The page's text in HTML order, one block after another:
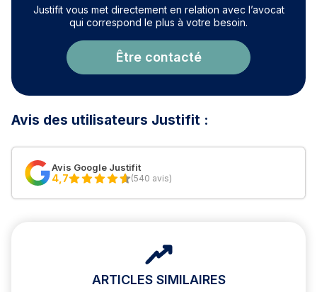
Justifit vous met directement en relation avec l’avocat
qui correspond le plus à votre besoin.
Être contacté
Avis des utilisateurs Justifit :
Avis Google Justifit
4,7 (540 avis)
ARTICLES SIMILAIRES